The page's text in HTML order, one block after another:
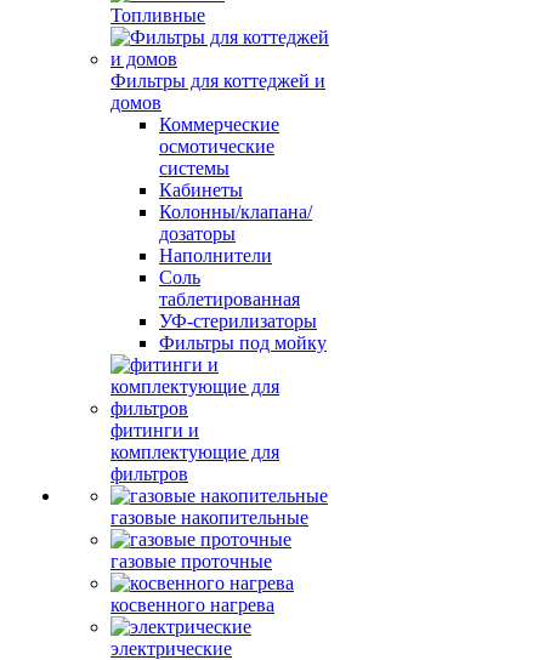
Топливные
Фильтры для коттеджей и
домов
Коммерческие
осмотические
системы
Кабинеты
Колонны/клапана/
дозаторы
Наполнители
Соль
таблетированная
УФ-стерилизаторы
Фильтры под мойку
фитинги и
комплектующие для
фильтров
газовые накопительные
газовые проточные
косвенного нагрева
электрические